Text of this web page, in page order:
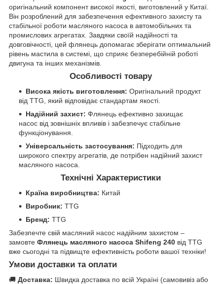
оригінальний компонент високої якості, виготовлений у Китаї.
Він розроблений для забезпечення ефективного захисту та
стабільної роботи масляного насоса в автомобільних та
промислових агрегатах. Завдяки своїй надійності та
довговічності, цей флянець допомагає зберігати оптимальний
рівень мастила в системі, що сприяє безперебійній роботі
двигуна та інших механізмів.
Особливості товару
Висока якість виготовлення: Оригінальний продукт
від TTG, який відповідає стандартам якості.
Надійний захист: Флянець ефективно захищає
насос від зовнішніх впливів і забезпечує стабільне
функціонування.
Універсальність застосування: Підходить для
широкого спектру агрегатів, де потрібен надійний захист
масляного насоса.
Технічні Характеристики
Країна виробництва: Китай
Виробник: TTG
Бренд: TTG
Забезпечте свій масляний насос надійним захистом –
замовте Флянець масляного насоса Shifeng 240 від TTG
вже сьогодні та підвищте ефективність роботи вашої техніки!
Умови доставки та оплати
🚚 Доставка: Швидка доставка по всій Україні (самовивіз або